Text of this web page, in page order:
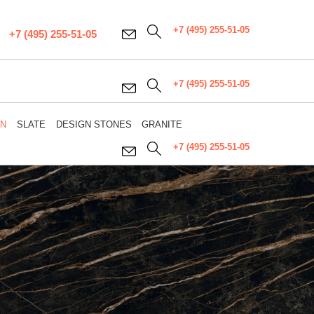
SLATE DESIGN STONES GRANITE
+7 (495) 255-51-05
+7 (495) 255-51-05
+7 (495) 255-51-05 +7 (495) 255-51-05